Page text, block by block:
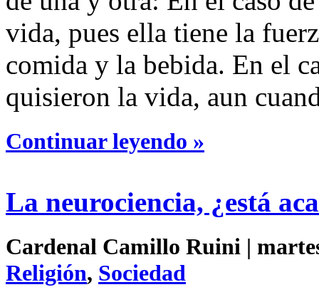
vida, pues ella tiene la
comida y la bebida. En el
quisieron la vida, aun
Continuar leyendo »
La neurociencia, ¿está
Cardenal Camillo Ruini |
Religión, Sociedad